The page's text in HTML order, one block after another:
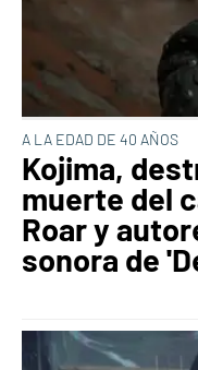
A LA EDAD DE 40 AÑOS
Kojima,
muerte del
Roar y
sonora de